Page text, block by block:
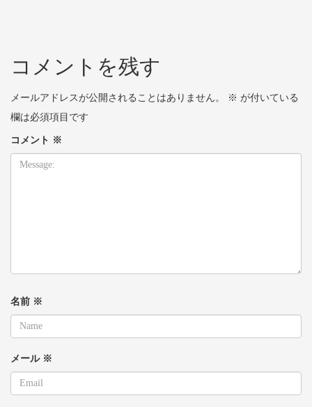
コメントを残す
メールアドレスが公開されることはありません。 ※ が付いている
欄は必須項目です
コメント ※
名前 ※
メール ※